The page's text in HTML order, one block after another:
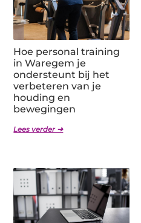
Hoe personal training
in Waregem je
ondersteunt bij het
verbeteren van je
houding en
bewegingen
Lees verder ➜